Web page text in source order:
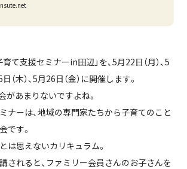
て支援セミナーin田辺」を、5月22日（月）、5
（木）、5月26日（金）に開催します。
があまりないですよね。
ナーは、地域の専門家たちから子育てのこと
です。
は思えないカリキュラム。
されると、ファミリー会員さんのお子さんを